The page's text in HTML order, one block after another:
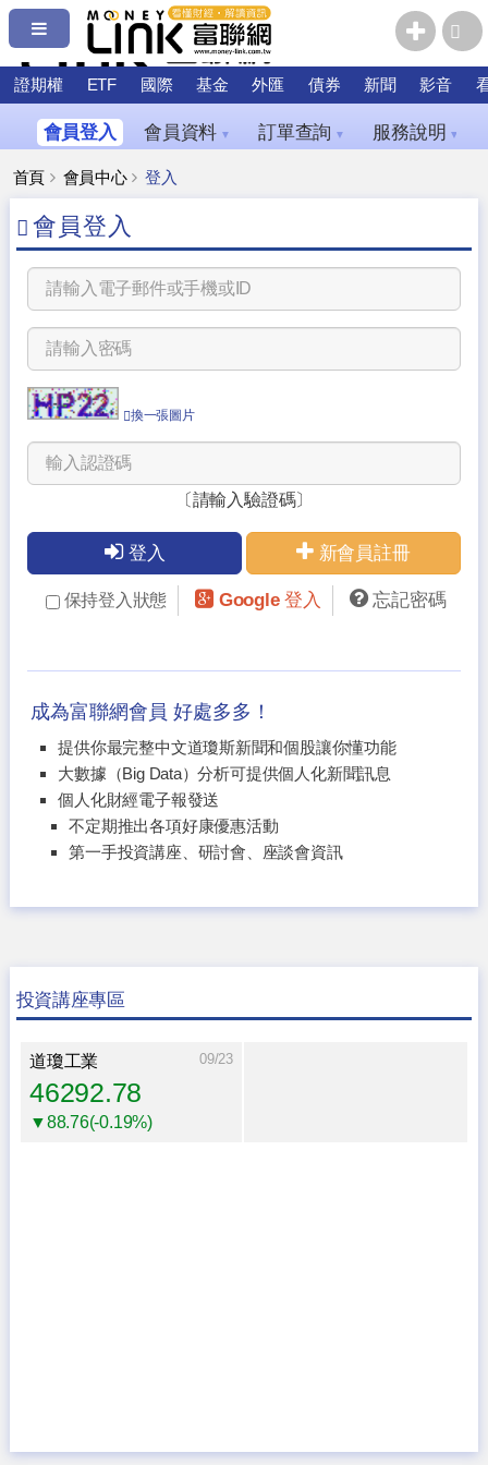
證期權 ETF 國際 基金 外匯 債券 新聞 影音
會員登入 會員資料 ▼ 訂單查詢 ▼ 服務說明 ▼
首頁 會員中心 登入
會員登入
換一張圖片
〔請輸入驗證碼〕
登入 新會員註冊
保持登入狀態 Google 登入 忘記密碼
成為富聯網會員 好處多多！
提供你最完整中文道瓊斯新聞和個股讓你懂功能
大數據（Big Data）分析可提供個人化新聞訊息
個人化財經電子報發送
不定期推出各項好康優惠活動
第一手投資講座、研討會、座談會資訊
投資講座專區
道瓊工業 09/23
46292.78
▼88.76(-0.19%)